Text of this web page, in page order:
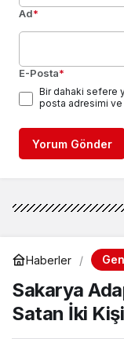
Ad*
E-Posta*
Bir dahaki sefere
posta adresimi ve
Yorum Gönder
Haberler
Sakarya
Satan İki Kişi